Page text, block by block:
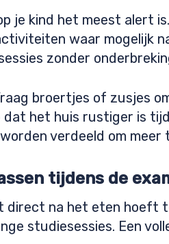
je kind het meest alert
waar mogelijk
zonder
broertjes of zusjes
het huis rustiger is
verdeeld om meer
tijdens de
direct na het eten hoeft
studiesessies. Een